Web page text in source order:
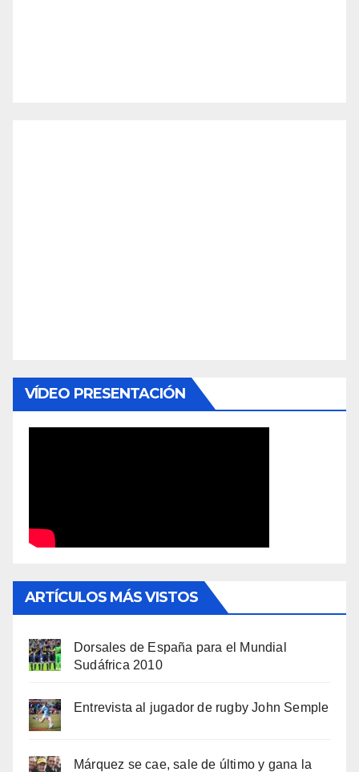
VÍDEO PRESENTACIÓN
ARTÍCULOS MÁS VISTOS
Dorsales de España para el Mundial
Sudáfrica 2010
Entrevista al jugador de rugby John Semple
Márquez se cae, sale de último y gana la